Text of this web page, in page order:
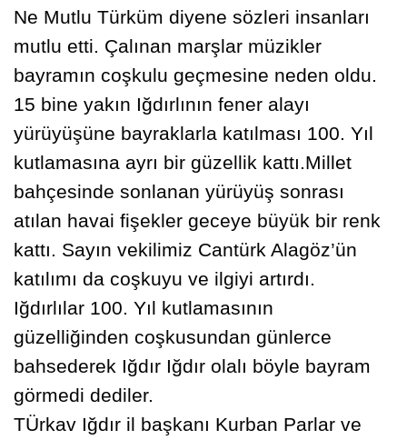
Ne Mutlu Türküm diyene sözleri insanları
mutlu etti. Çalınan marşlar müzikler
bayramın coşkulu geçmesine neden oldu.
15 bine yakın Iğdırlının fener alayı
yürüyüşüne bayraklarla katılması 100. Yıl
kutlamasına ayrı bir güzellik kattı.Millet
bahçesinde sonlanan yürüyüş sonrası
atılan havai fişekler geceye büyük bir renk
kattı. Sayın vekilimiz Cantürk Alagöz’ün
katılımı da coşkuyu ve ilgiyi artırdı.
Iğdırlılar 100. Yıl kutlamasının
güzelliğinden coşkusundan günlerce
bahsederek Iğdır Iğdır olalı böyle bayram
görmedi dediler.
TÜrkav Iğdır il başkanı Kurban Parlar ve